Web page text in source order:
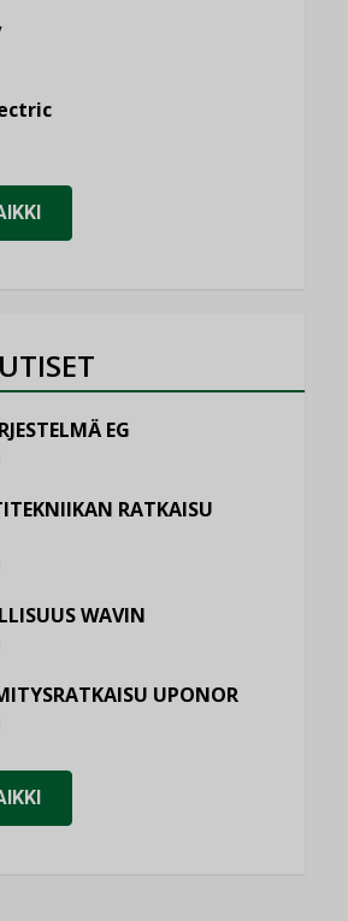
EG
RATKAISU
WAVIN
UPONOR